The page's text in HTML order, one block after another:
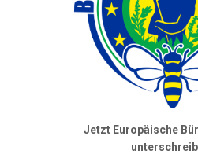
Jetzt Europäische